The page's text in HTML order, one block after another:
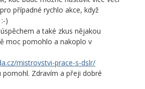
případné rychlo akce, když
)
a také zkus nějakou
moc pomohlo a nakoplo v
mistrovstvi-prace-s-dslr/
pomohl. Zdravím a přeji dobré